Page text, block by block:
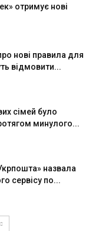
отримує нові
нові правила для
відмовити...
сімей було
минулого...
назвала
сервісу по...